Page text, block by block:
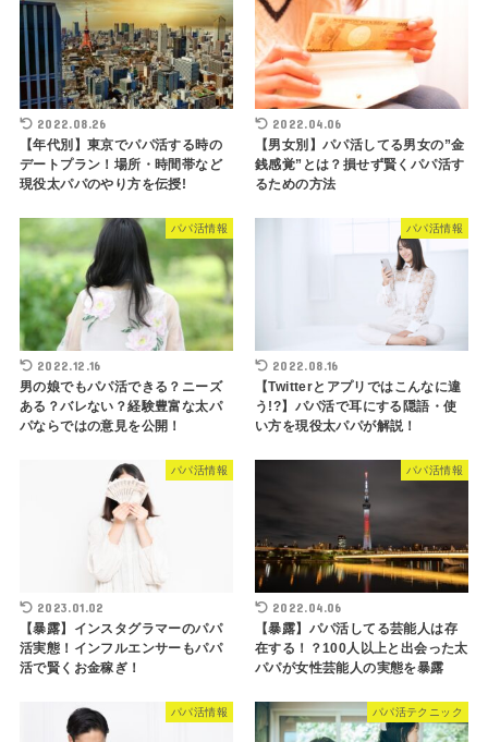
2022.08.26
【年代別】東京でパパ活する時の
デートプラン！場所・時間帯など
現役太パパのやり方を伝授!
2022.04.06
【男女別】パパ活してる男女の”金
銭感覚”とは？損せず賢くパパ活す
るための方法
パパ活情報
2022.12.16
男の娘でもパパ活できる？ニーズ
ある？バレない？経験豊富な太パ
パならではの意見を公開！
パパ活情報
2022.08.16
【Twitterとアプリではこんなに違
う!?】パパ活で耳にする隠語・使
い方を現役太パパが解説！
パパ活情報
2023.01.02
【暴露】インスタグラマーのパパ
活実態！インフルエンサーもパパ
活で賢くお金稼ぎ！
パパ活情報
2022.04.06
【暴露】パパ活してる芸能人は存
在する！？100人以上と出会った太
パパが女性芸能人の実態を暴露
パパ活情報 パパ活テクニック